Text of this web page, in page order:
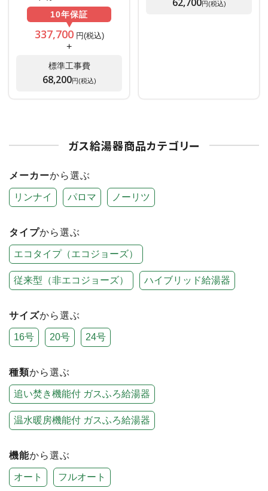
10年保証
337,700円(税込)
+
標準工事費
68,200円(税込)
円(税込)
ガス給湯器商品カテゴリー
メーカーから選ぶ
リンナイ パロマ ノーリツ
タイプから選ぶ
エコタイプ（エコジョーズ）
従来型（非エコジョーズ） ハイブリッド給湯器
サイズから選ぶ
16号 20号 24号
種類から選ぶ
追い焚き機能付 ガスふろ給湯器
温水暖房機能付 ガスふろ給湯器
機能から選ぶ
オート フルオート